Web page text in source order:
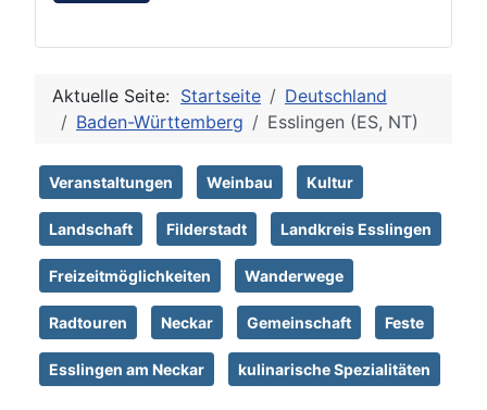
Aktuelle Seite: Startseite
Deutschland
Baden-Württemberg
Esslingen (ES, NT)
Veranstaltungen Weinbau Kultur
Landschaft Filderstadt Landkreis Esslingen
Freizeitmöglichkeiten Wanderwege
Radtouren Neckar Gemeinschaft Feste
Esslingen am Neckar kulinarische Spezialitäten